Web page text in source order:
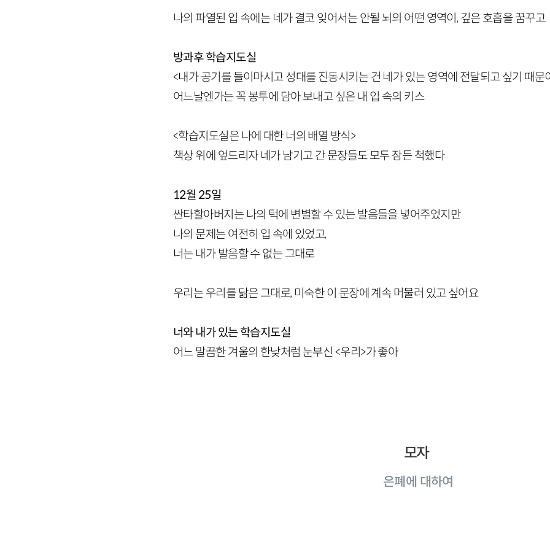
나의 파열된 입 속에는 네가 결코 잊어서는 안될 뇌의 어떤 영역이, 깊은 호흡을 꿈꾸고
방과후 학습지도실
<내가 공기를 들이마시고 성대를 진동시키는 건 네가 있는 영역에 전달되고 싶기 때문
어느날엔가는 꼭 봉투에 담아 보내고 싶은 내 입 속의 키스
<학습지도실은 나에 대한 너의 배열 방식>
책상 위에 엎드리자 네가 남기고 간 문장들도 모두 잠든 척했다
12월 25일
싼타할아버지는 나의 턱에 변별할 수 있는 발음들을 넣어주었지만
나의 문제는 여전히 입 속에 있었고,
너는 내가 발음할 수 없는 그대로
우리는 우리를 닮은 그대로, 미숙한 이 문장에 계속 머물러 있고 싶어요
너와 내가 있는 학습지도실
어느 말끔한 겨울의 한낮처럼 눈부신 <우리>가 좋아
모자
은폐에 대하여